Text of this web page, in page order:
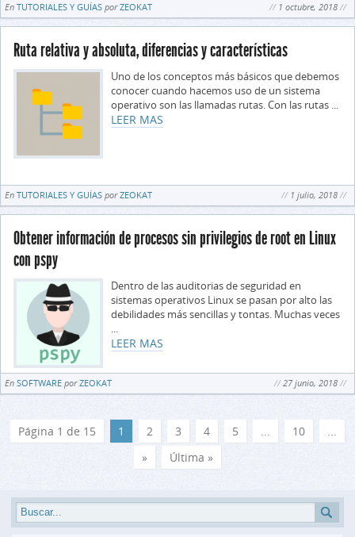
En TUTORIALES Y GUÍAS porZEOKAT 1 octubre, 2018
Ruta relativa y absoluta, diferencias y características
Uno de los conceptos más básicos que debemos
conocer cuando hacemos uso de un sistema
operativo son las llamadas rutas. Con las rutas ...
LEER MAS
En TUTORIALES Y GUÍAS porZEOKAT 1 julio, 2018
Obtener información de procesos sin privilegios de root en Linux
con pspy
Dentro de las auditorias de seguridad en
sistemas operativos Linux se pasan por alto las
debilidades más sencillas y tontas. Muchas veces
...
LEER MAS
En SOFTWARE porZEOKAT 27 junio, 2018
Página 1 de 15 1 2 3 4 5 ... 10
...
»
Última »